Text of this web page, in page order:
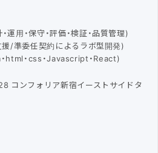
運用・保守・評価・検証・品質管理)
援/準委任契約によるラボ型開発)
html・css・Javascript・React)
コンフォリア新宿イーストサイドタ